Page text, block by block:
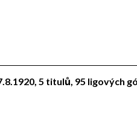
5 titulů, 95 ligových